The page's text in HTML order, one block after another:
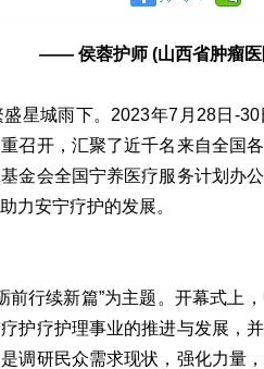
—— 侯蓉护师 (山西省肿瘤医
星城雨下。2023年7月28日-
召开，汇聚了近千名来自全国
金会全国宁养医疗服务计划办
助力安宁疗护的发展。
前行续新篇”为主题。开幕式上
护疗护理事业的推进与发展，
调研民众需求现状，强化力量